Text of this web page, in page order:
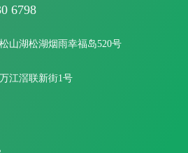
6798
山湖松湖烟雨幸福岛520号
江滘联新街1号